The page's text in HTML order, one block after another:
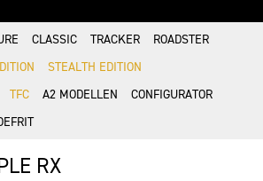
CLASSIC TRACKER
ROADSTER
STEALTH EDITION
TFC A2 MODELLEN
CONFIGURATOR
RX